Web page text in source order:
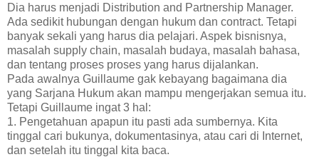
Dia harus menjadi Distribution and Partnership Manager.
Ada sedikit hubungan dengan hukum dan contract. Tetapi
banyak sekali yang harus dia pelajari. Aspek bisnisnya,
masalah supply chain, masalah budaya, masalah bahasa,
dan tentang proses proses yang harus dijalankan.
Pada awalnya Guillaume gak kebayang bagaimana dia
yang Sarjana Hukum akan mampu mengerjakan semua itu.
Tetapi Guillaume ingat 3 hal:
1. Pengetahuan apapun itu pasti ada sumbernya. Kita
tinggal cari bukunya, dokumentasinya, atau cari di Internet,
dan setelah itu tinggal kita baca.